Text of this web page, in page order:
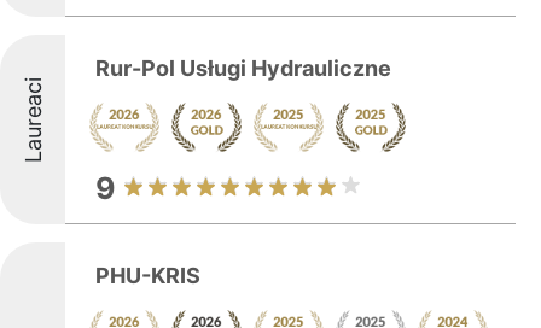
Laureaci
Rur-Pol Usługi Hydrauliczne
9
PHU-KRIS